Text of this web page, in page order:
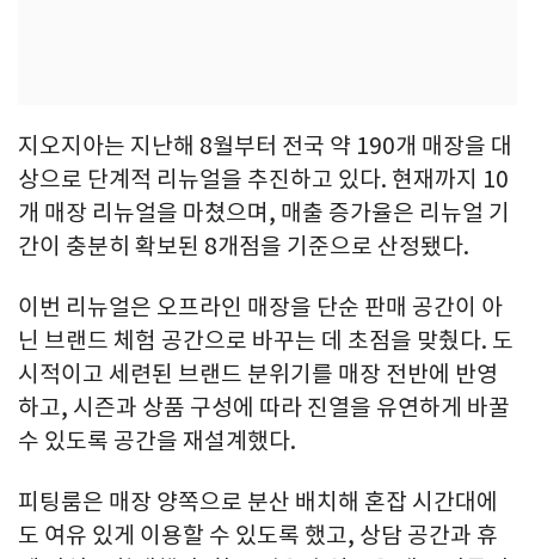
지오지아는 지난해 8월부터 전국 약 190개 매장을 대
상으로 단계적 리뉴얼을 추진하고 있다. 현재까지 10
개 매장 리뉴얼을 마쳤으며, 매출 증가율은 리뉴얼 기
간이 충분히 확보된 8개점을 기준으로 산정됐다.
이번 리뉴얼은 오프라인 매장을 단순 판매 공간이 아
닌 브랜드 체험 공간으로 바꾸는 데 초점을 맞췄다. 도
시적이고 세련된 브랜드 분위기를 매장 전반에 반영
하고, 시즌과 상품 구성에 따라 진열을 유연하게 바꿀
수 있도록 공간을 재설계했다.
피팅룸은 매장 양쪽으로 분산 배치해 혼잡 시간대에
도 여유 있게 이용할 수 있도록 했고, 상담 공간과 휴